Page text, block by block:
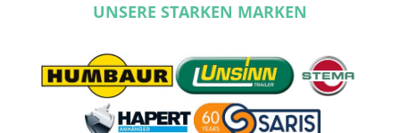
UNSERE STARKEN MARKEN